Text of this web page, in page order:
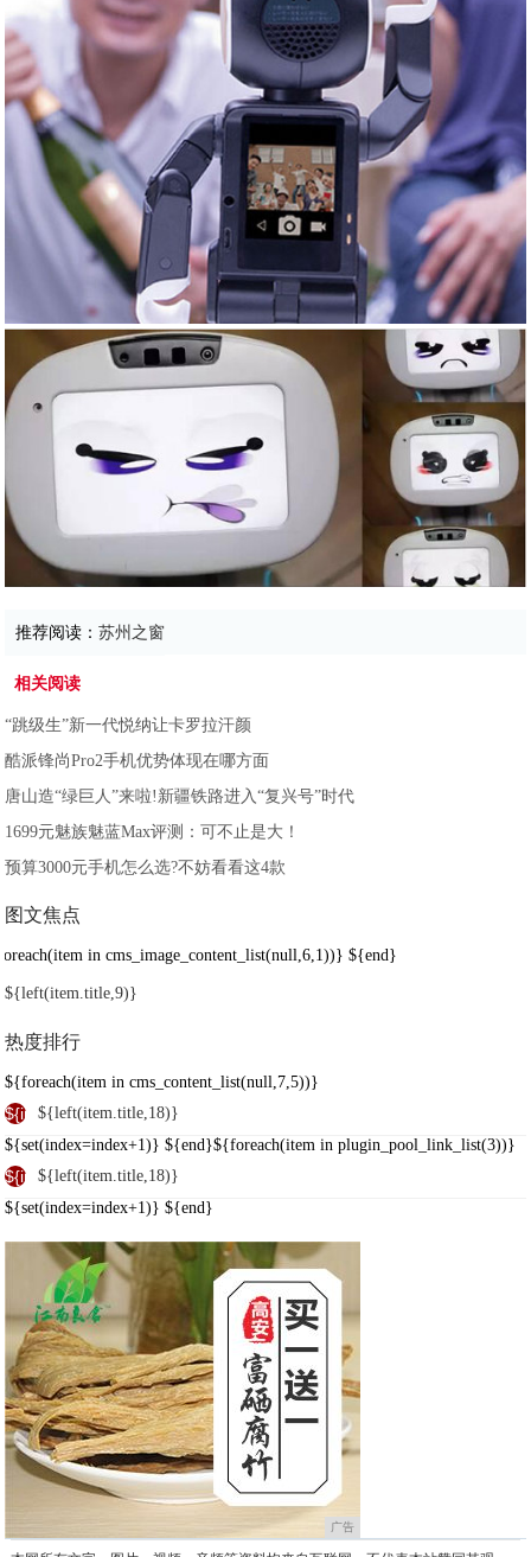
推荐阅读：苏州之窗
相关阅读
“跳级生”新一代悦纳让卡罗拉汗颜
酷派锋尚Pro2手机优势体现在哪方面
唐山造“绿巨人”来啦!新疆铁路进入“复兴号”时代
1699元魅族魅蓝Max评测：可不止是大！
预算3000元手机怎么选?不妨看看这4款
图文焦点
in cms_image_content_list(null,6,1))}
${left(item.title,9)}
${end}
热度排行
${foreach(item in cms_content_list(null,7,5))}
${index}${left(item.title,18)}
${set(index=index+1)} ${end}${foreach(item in plugin_pool_link_list(3))}
${index}${left(item.title,18)}
${set(index=index+1)} ${end}
广告